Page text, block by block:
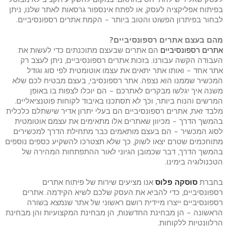
בפיתוח אפליקציה לעסק, או לפתח אינספור גרסאות לאתר שלנו, ניתן
לבחור בפיתרון הפשוט והטוב ביותר – הקמת אתרים רספונסיביים.
מהם בעצם אתרים רספונסיביים?
אתרים רספונסיביים הם אתרים שבעצם מתוכנתים כדי לעשות את
העבודה הקשה עבורנו. בזכות אתרים רספונסיביים, ניתן לעצב רק
אתר אחד – ואותו אתר יתאים את עצמו אוטומטית לפי סוג וגודל
המכשיר שממנו הוא נצפה. אתר רספונסיבי, בעצם מבטיח לכם שלא
משנה איך יגלשו מבקרים לאתרכם – הם יוכלו לצפות בו באופן
המרשים והנוח ביותר, וכך לא תסתכנו באיבוד לקוחות פוטנציאליים.
מלבד זאת, אתרים רספונסיביים הם בעלי יתרון אדיר שישתלם כלכלית
בהמשך הדרך – מכיוון שאתרים אלו מתאימים את עצמם אוטומטית
לסוג המכשיר – הם בעצם מותאמים כבר מתחילת הדרך למכשירים
מתוחכמים שטרם יצאו לשוק, כך שלא תצטרכו להשקיע כספים נוספים
בהמשך הדרך, דבר שכמובן הגיוני לאור ההתפתחות המהירה של
הטכנולוגיה בימינו.
בחברת סוסקה פלוס אנו מציעים שירות של פיתוח אתרים
רספונסיביים, כדי להביא את העסק שלכם לשיא הקידמה. אתרים
רספונסיביים ייצרו מיידית רושם ראשוני של אתר שנמצא בשורה
הראשונה – הן מבחינת החדשנות, הן מבחינת המקצועיות והן מבחינת
הרלוונטיות ללקוחות.